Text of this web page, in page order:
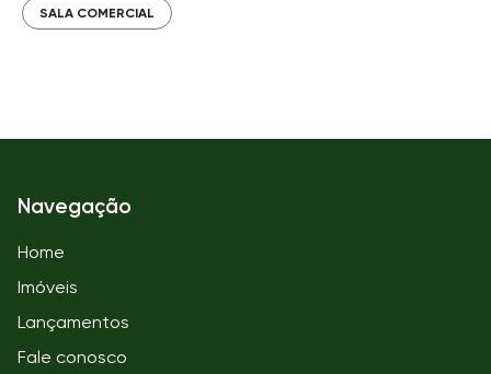
SALA COMERCIAL
Navegação
Home
Imóveis
Lançamentos
Fale conosco